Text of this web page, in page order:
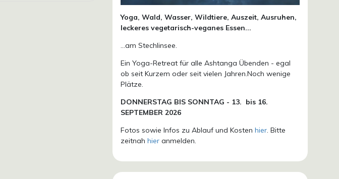
Yoga, Wald, Wasser, Wildtiere, Auszeit, Ausruhen,
leckeres vegetarisch-veganes Essen...
...am Stechlinsee.
Ein Yoga-Retreat für alle Ashtanga Übenden - egal
ob seit Kurzem oder seit vielen Jahren.Noch wenige
Plätze.
DONNERSTAG BIS SONNTAG - 13. bis 16.
SEPTEMBER 2026
Fotos sowie Infos zu Ablauf und Kostenhier. Bitte
zeitnahhier anmelden.